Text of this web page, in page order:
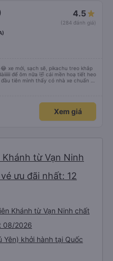
4.5
(284 đánh giá)
xe mới, sạch sẽ, pikachu treo khắp
để ôm nữa 🤣 cái mền hoạ tiết heo
tiên mình thấy có nhà xe chuẩn bị
lên xe còn được nv dẫn tới tận nơi để
Xem giá
từ Vạn Ninh
ưu đãi nhất: 12
Khánh từ Vạn Ninh chất
08/2026
Yên) khởi hành tại Quốc